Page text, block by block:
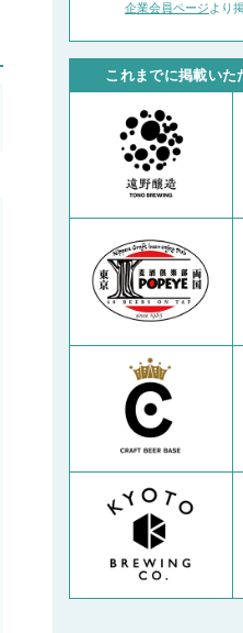
企業会員ページより
これまでに掲載いた